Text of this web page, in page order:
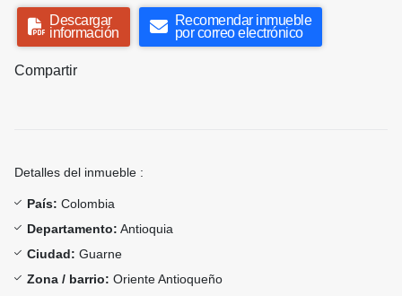
Descargar
información
Recomendar inmueble
por correo electrónico
Compartir
Detalles del inmueble :
País: Colombia
Departamento: Antioquia
Ciudad: Guarne
Zona / barrio: Oriente Antioqueño